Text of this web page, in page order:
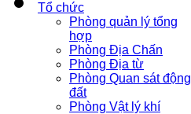
Tổ chức
Phòng quản lý tổng
hợp
Phòng Địa Chấn
Phòng Địa từ
Phòng Quan sát động
đất
Phòng Vật lý khí